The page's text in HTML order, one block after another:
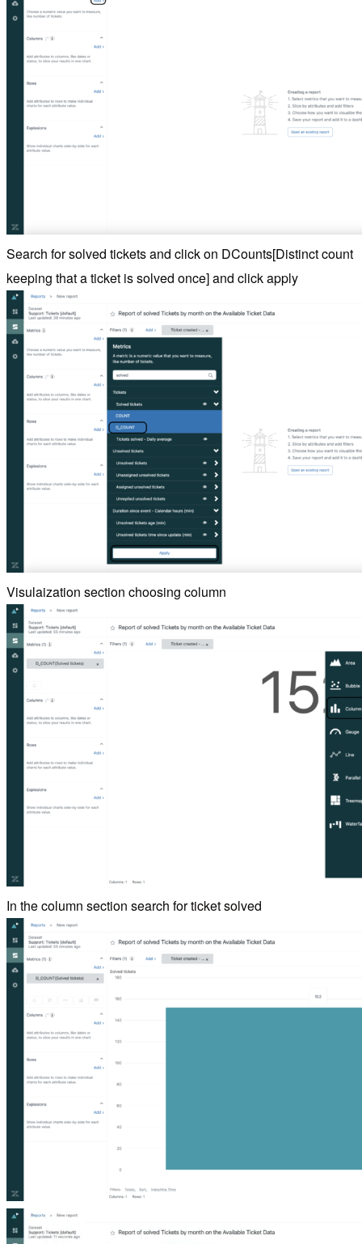
Search for solved tickets and click on DCounts[Distinct count
keeping that a ticket is solved once] and click apply
Visulaization section choosing column
In the column section search for ticket solved